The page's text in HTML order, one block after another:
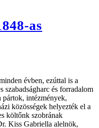
as
évben, ezúttal is a
szabadságharc és forradalom
pártok, intézmények,
közösségek helyezték el a
költőnk szobrának
Kiss Gabriella alelnök,